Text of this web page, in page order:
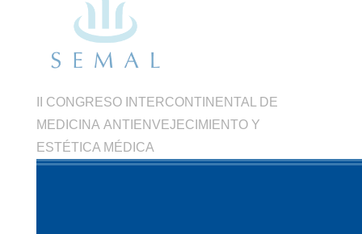
II CONGRESO INTERCONTINENTAL DE
MEDICINA ANTIENVEJECIMIENTO Y
ESTÉTICA MÉDICA